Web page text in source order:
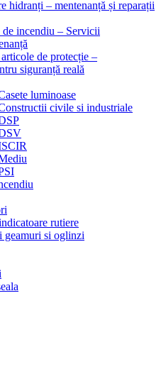
hidranți – mentenanță și reparații
incendiu – Servicii
de protecție –
siguranță reală
luminoase
civile si industriale
rutiere
geamuri si oglinzi